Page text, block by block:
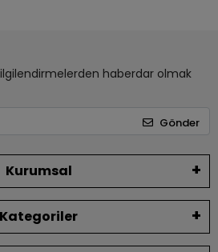
haberdar olmak
Gönder
Kurumsal
Kategoriler